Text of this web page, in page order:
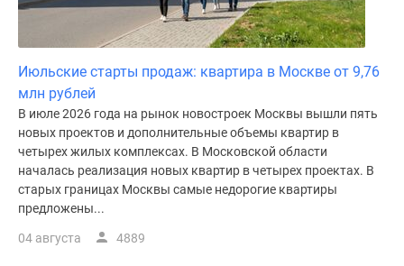
Июльские старты продаж: квартира в Москве от 9,76
млн рублей
В июле 2026 года на рынок новостроек Москвы вышли пять
новых проектов и дополнительные объемы квартир в
четырех жилых комплексах. В Московской области
началась реализация новых квартир в четырех проектах. В
старых границах Москвы самые недорогие квартиры
предложены...
04 августа 4889